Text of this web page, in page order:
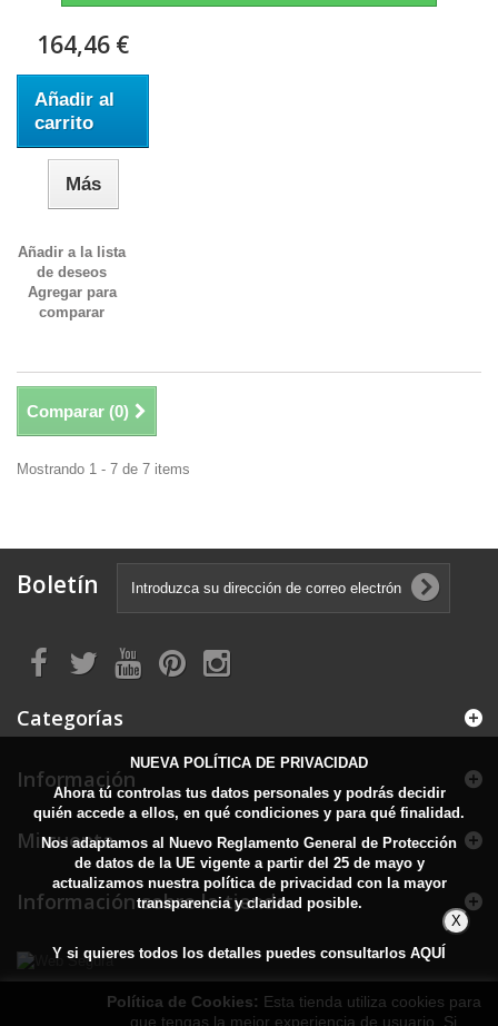
164,46 €
Añadir al
carrito
Más
Añadir a la lista
de deseos
Agregar para
comparar
Comparar (0)
Mostrando 1 - 7 de 7 items
Boletín
Categorías
Información
Mi cuenta
Información sobre la tienda
Política de Cookies: Esta tienda utiliza cookies para
que tengas la mejor experiencia de usuario. Si
NUEVA POLÍTICA DE PRIVACIDAD
Ahora tú controlas tus datos personales y podrás decidir
quién accede a ellos, en qué condiciones y para qué finalidad.
Nos adaptamos al Nuevo Reglamento General de Protección
de datos de la UE vigente a partir del 25 de mayo y
actualizamos nuestra política de privacidad con la mayor
transparencia y claridad posible.
Y si quieres todos los detalles puedes consultarlos AQUÍ
X